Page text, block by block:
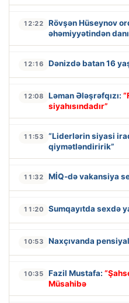
12:22
Rövşən Hüseynov
əhəmiyyətindən
12:16 Dənizdə batan 16
12:08 Ləman Ələşrəfqızı:
siyahısındadır”
11:53
“Liderlərin siyasi
qiymətləndiririk”
11:32 MİQ-də vakansiya
11:20 Sumqayıtda sexdə
10:53 Naxçıvanda
10:35 Fazil Mustafa:
Müsahibə